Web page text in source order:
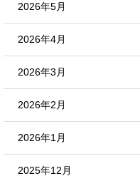
2026年5月
2026年4月
2026年3月
2026年2月
2026年1月
2025年12月